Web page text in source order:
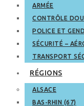
ARMÉE
CONTRÔLE
POLICE ET
SÉCURITÉ –
TRANSPORT
RÉGIONS
ALSACE
BAS-RHIN (67)